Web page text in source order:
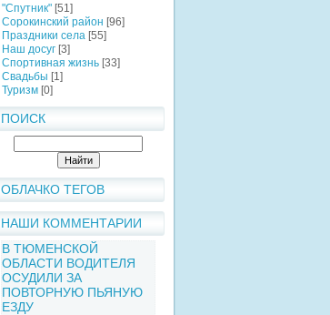
"Спутник" [51]
Сорокинский район [96]
Праздники села [55]
Наш досуг [3]
Спортивная жизнь [33]
Свадьбы [1]
Туризм [0]
ПОИСК
ОБЛАЧКО ТЕГОВ
НАШИ КОММЕНТАРИИ
В ТЮМЕНСКОЙ
ОБЛАСТИ ВОДИТЕЛЯ
ОСУДИЛИ ЗА
ПОВТОРНУЮ ПЬЯНУЮ
ЕЗДУ